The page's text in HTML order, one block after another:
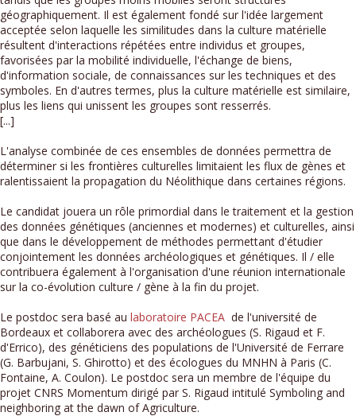
géographiquement. Il est également fondé sur l'idée largement
acceptée selon laquelle les similitudes dans la culture matérielle
résultent d'interactions répétées entre individus et groupes,
favorisées par la mobilité individuelle, l'échange de biens,
d'information sociale, de connaissances sur les techniques et des
symboles. En d'autres termes, plus la culture matérielle est similaire,
plus les liens qui unissent les groupes sont resserrés.
[...]
L'analyse combinée de ces ensembles de données permettra de
déterminer si les frontières culturelles limitaient les flux de gènes et
ralentissaient la propagation du Néolithique dans certaines régions.
Le candidat jouera un rôle primordial dans le traitement et la gestion
des données génétiques (anciennes et modernes) et culturelles, ainsi
que dans le développement de méthodes permettant d'étudier
conjointement les données archéologiques et génétiques. Il / elle
contribuera également à l'organisation d'une réunion internationale
sur la co-évolution culture / gène à la fin du projet.
Le postdoc sera basé au laboratoire PACEA de l'université de
Bordeaux et collaborera avec des archéologues (S. Rigaud et F.
d'Errico), des généticiens des populations de l'Université de Ferrare
(G. Barbujani, S. Ghirotto) et des écologues du MNHN à Paris (C.
Fontaine, A. Coulon). Le postdoc sera un membre de l'équipe du
projet CNRS Momentum dirigé par S. Rigaud intitulé Symboling and
neighboring at the dawn of Agriculture.